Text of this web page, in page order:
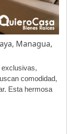
Managua,
comodidad,
Esta hermosa